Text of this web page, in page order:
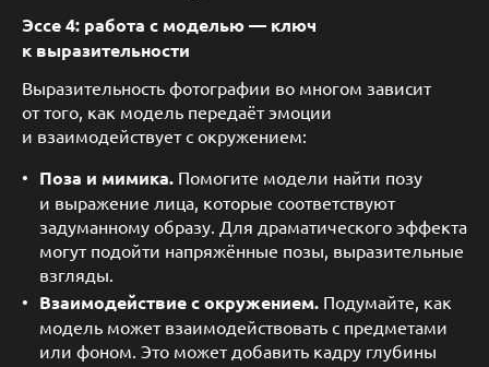
Эссе 4: работа с моделью — ключ
к выразительности
Выразительность фотографии во многом зависит
от того, как модель передаёт эмоции
и взаимодействует с окружением:
Поза и мимика. Помогите модели найти позу
и выражение лица, которые соответствуют
задуманному образу. Для драматического эффекта
могут подойти напряжённые позы, выразительные
взгляды.
Взаимодействие с окружением. Подумайте, как
модель может взаимодействовать с предметами
или фоном. Это может добавить кадру глубины